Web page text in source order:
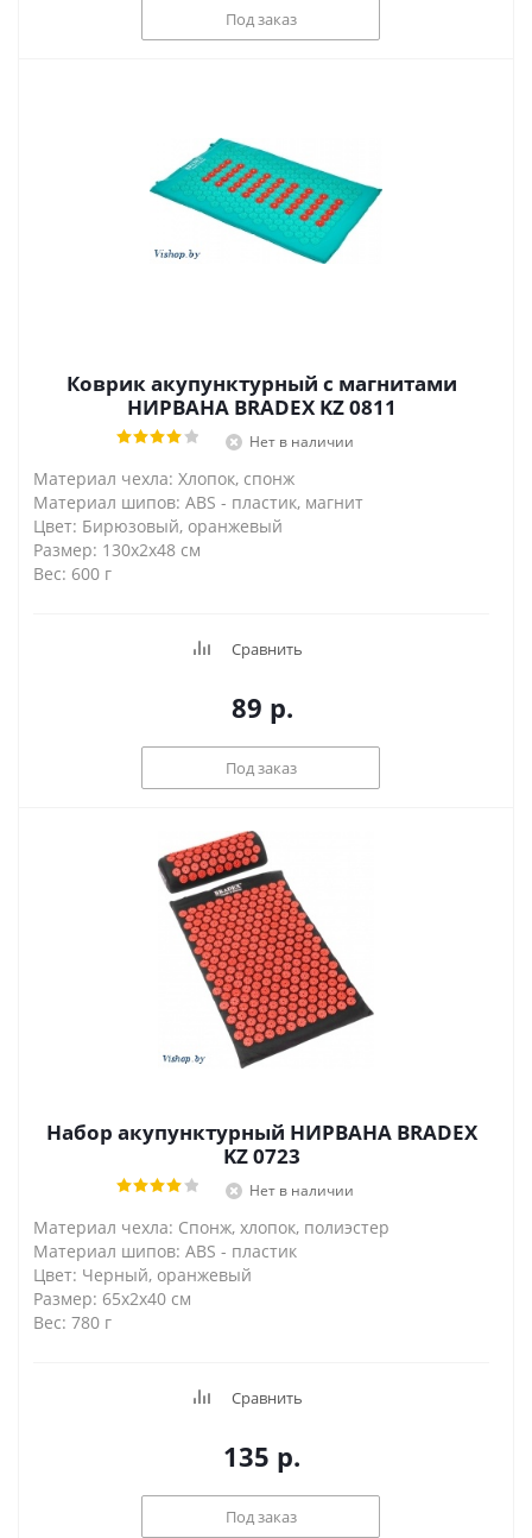
Под заказ
Коврик акупунктурный с магнитами
НИРВАНА BRADEX KZ 0811
Нет в наличии
Материал чехла: Хлопок, спонж
Материал шипов: ABS - пластик, магнит
Цвет: Бирюзовый, оранжевый
Размер: 130х2х48 см
Вес: 600 г
Сравнить
89 р.
Под заказ
Набор акупунктурный НИРВАНА BRADEX
KZ 0723
Нет в наличии
Материал чехла: Спонж, хлопок, полиэстер
Материал шипов: ABS - пластик
Цвет: Черный, оранжевый
Размер: 65х2х40 см
Вес: 780 г
Сравнить
135 р.
Под заказ